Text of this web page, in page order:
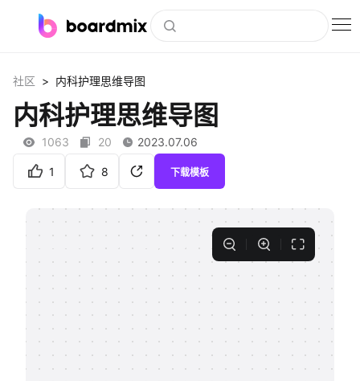
社区资源
下载
会员
客户案例
支持
社区 > 内科护理思维导图
内科护理思维导图
1063 20 2023.07.06
1 8 下载模板